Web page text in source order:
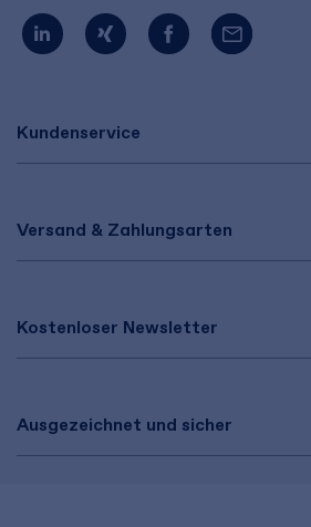
Kundenservice
Versand & Zahlungsarten
Kostenloser Newsletter
Ausgezeichnet und sicher